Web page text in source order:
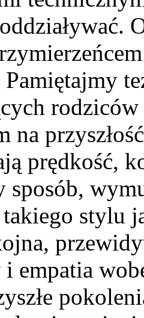
na
prędkość,
sposób,
takiego stylu
i empatia